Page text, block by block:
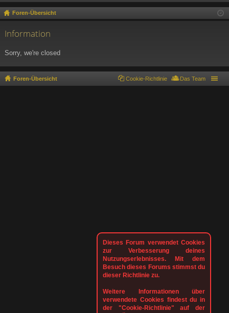
en lie m
Foren-Übersicht
Information
Sorry, we're closed
Dieses Forum verwendet Cookies
zur Verbesserung deines
Nutzungserlebnisses. Mit dem
Besuch dieses Forums stimmst du
dieser Richtlinie zu.
Weitere Informationen über
verwendete Cookies findest du in
der "Cookie-Richtlinie" auf der
Foren-Übersicht Das Team
Cookie-Richtlinie